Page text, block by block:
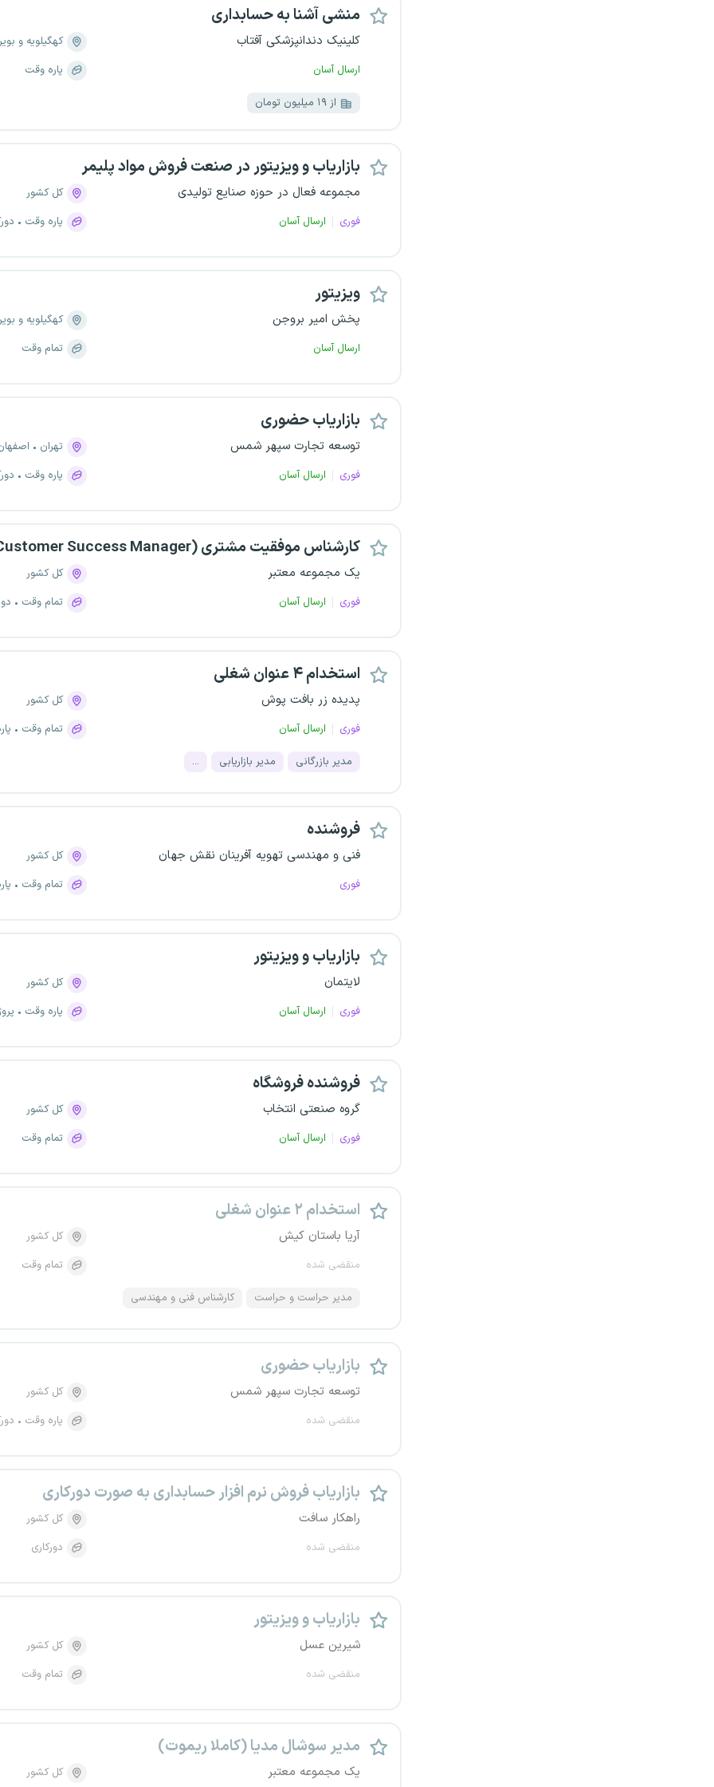
منشی آشنا به حسابداری
کلینیک دندانپزشکی آفتاب
ارسال آسان
کهگیلویه و
پاره وقت
از ۱۹ میلیون تومان
بازاریاب و ویزیتور در صنعت فروش مواد پلیمر
مجموعه فعال در حوزه صنایع تولیدی
فوری ارسال آسان
کل کشور
پاره وقت
ویزیتور
پخش امیر بروجن
ارسال آسان
کهگیلویه و
تمام وقت
بازاریاب حضوری
توسعه تجارت سپهر شمس
فوری ارسال آسان
تهران
پاره وقت
کارشناس موفقیت مشتری (Customer Success Manager)
یک مجموعه معتبر
فوری ارسال آسان
کل کشور
تمام وقت
استخدام ۴ عنوان شغلی
پدیده زر بافت پوش
فوری ارسال آسان
کل کشور
تمام وقت
مدیر بازرگانی مدیر بازاریابی ...
فروشنده
فنی و مهندسی تهویه آفرینان نقش جهان
فوری
کل کشور
تمام وقت
بازاریاب و ویزیتور
لایتمان
فوری ارسال آسان
کل کشور
پاره وقت
فروشنده فروشگاه
گروه صنعتی انتخاب
فوری ارسال آسان
کل کشور
تمام وقت
استخدام ۲ عنوان شغلی
آریا باستان کیش
منقضی شده
کل کشور
تمام وقت
مدیر حراست و حراست کارشناس فنی و مهندسی
بازاریاب حضوری
توسعه تجارت سپهر شمس
منقضی شده
کل کشور
پاره وقت
بازاریاب فروش نرم افزار حسابداری به صورت دورکاری
راهکار سافت
منقضی شده
کل کشور
دورکاری
بازاریاب و ویزیتور
شیرین عسل
منقضی شده
کل کشور
تمام وقت
مدیر سوشال مدیا (کاملا ریموت)
یک مجموعه معتبر کل کشور